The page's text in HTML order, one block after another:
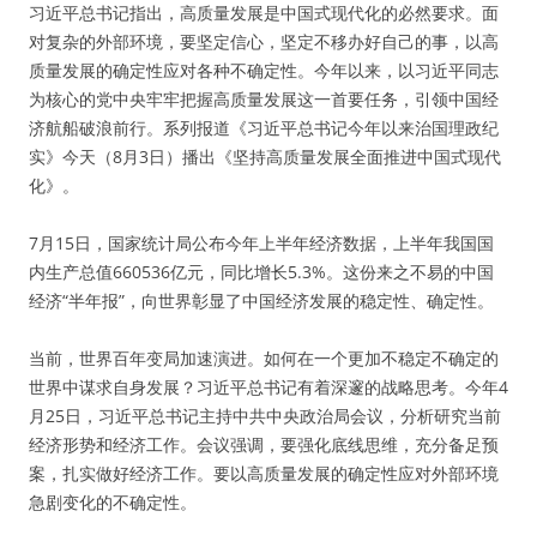
习近平总书记指出，高质量发展是中国式现代化的必然要求。面
对复杂的外部环境，要坚定信心，坚定不移办好自己的事，以高
质量发展的确定性应对各种不确定性。今年以来，以习近平同志
为核心的党中央牢牢把握高质量发展这一首要任务，引领中国经
济航船破浪前行。系列报道《习近平总书记今年以来治国理政纪
实》今天（8月3日）播出《坚持高质量发展全面推进中国式现代
化》。
7月15日，国家统计局公布今年上半年经济数据，上半年我国国
内生产总值660536亿元，同比增长5.3%。这份来之不易的中国
经济“半年报”，向世界彰显了中国经济发展的稳定性、确定性。
当前，世界百年变局加速演进。如何在一个更加不稳定不确定的
世界中谋求自身发展？习近平总书记有着深邃的战略思考。今年4
月25日，习近平总书记主持中共中央政治局会议，分析研究当前
经济形势和经济工作。会议强调，要强化底线思维，充分备足预
案，扎实做好经济工作。要以高质量发展的确定性应对外部环境
急剧变化的不确定性。